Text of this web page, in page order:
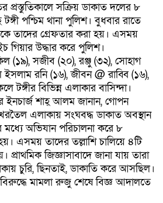
প্রস্তুতিকালে সক্রিয় ডাকাত দলের ৮
পশ্চিম থানা পুলিশ। বুধবার রাতে
তাদের গ্রেফতার করা হয়। এসময়
গিয়ার উদ্ধার করে পুলিশ।
(১৯), সজীব (২০), রঞ্জু (৩২), সোহাগ
ইসলাম রনি (১৬), জীবন @ রাব্বি (১৬),
টঙ্গীর বিভিন্ন এলাকার বাসিন্দা।
ইনচার্জ শাহ্ আলম জানান, গোপন
খরতৈল এলাকায় সংঘবদ্ধ ডাকাত অবস্থান
অভিযান পরিচালনা করে ৮
এসময় তাদের তল্লাশি চালিয়ে ৪টি
প্রাথমিক জিজ্ঞাসাবাদে জানা যায় তারা
চুরি, ছিনতাই, ডাকাতি করে আসছিল।
মামলা রুজু শেষে বিজ্ঞ আদালতে